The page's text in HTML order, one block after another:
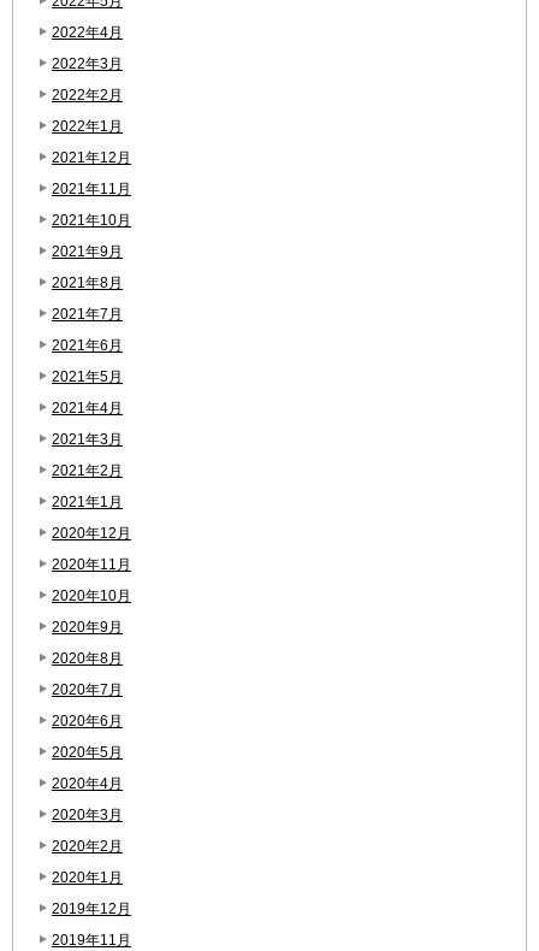
2022年4月
2022年3月
2022年2月
2022年1月
2021年12月
2021年11月
2021年10月
2021年9月
2021年8月
2021年7月
2021年6月
2021年5月
2021年4月
2021年3月
2021年2月
2021年1月
2020年12月
2020年11月
2020年10月
2020年9月
2020年8月
2020年7月
2020年6月
2020年5月
2020年4月
2020年3月
2020年2月
2020年1月
2019年12月
2019年11月